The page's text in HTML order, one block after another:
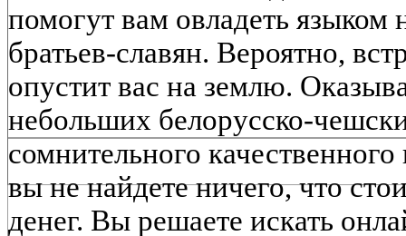
помогут вам овладеть
братьев-славян. Вероятно,
опустит вас на землю.
небольших белорусско-
сомнительного
вы не найдете ничего, что
денег. Вы решаете искать